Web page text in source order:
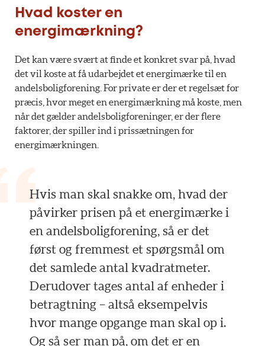
Hvad koster en
energimærkning?
Det kan være svært at finde et konkret svar på, hvad
det vil koste at få udarbejdet et energimærke til en
andelsboligforening. For private er der et regelsæt for
præcis, hvor meget en energimærkning må koste, men
når det gælder andelsboligforeninger, er der flere
faktorer, der spiller ind i prissætningen for
energimærkningen.
Hvis man skal snakke om, hvad der
påvirker prisen på et energimærke i
en andelsboligforening, så er det
først og fremmest et spørgsmål om
det samlede antal kvadratmeter.
Derudover tages antal af enheder i
betragtning – altså eksempelvis
hvor mange opgange man skal op i.
Og så ser man på, om det er en